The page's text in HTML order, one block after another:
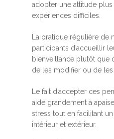
adopter une attitude
expériences difficiles.
La pratique régulière de
participants d’accueillir
bienveillance plutôt que
de les modifier ou de
Le fait d’accepter ces
aide grandement à
stress tout en facilitant
intérieur et extérieur.